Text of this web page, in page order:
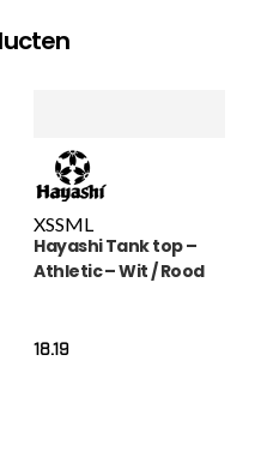
XSSML
Hayashi Tank top –
Athletic – Wit / Rood
18.19